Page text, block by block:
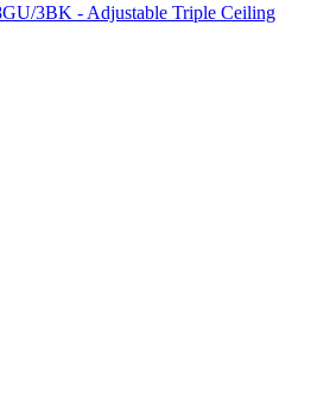
3BK - Adjustable Triple Ceiling